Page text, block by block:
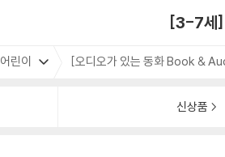
[3-7세]
어린이 [오디오가 있는 동화 Book &
신상품